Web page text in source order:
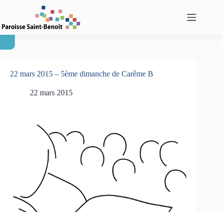
22 mars 2015 – 5ème dimanche de Carême B
22 mars 2015